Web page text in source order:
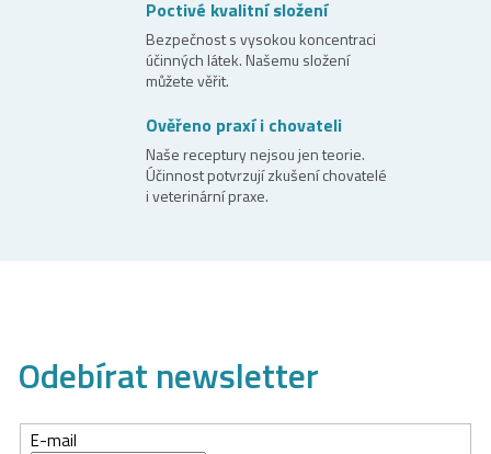
Poctivé kvalitní složení
Bezpečnost s vysokou koncentraci
účinných látek. Našemu složení
můžete věřit.
Ověřeno praxí i chovateli
Naše receptury nejsou jen teorie.
Účinnost potvrzují zkušení chovatelé
i veterinární praxe.
Odebírat newsletter
E-mail